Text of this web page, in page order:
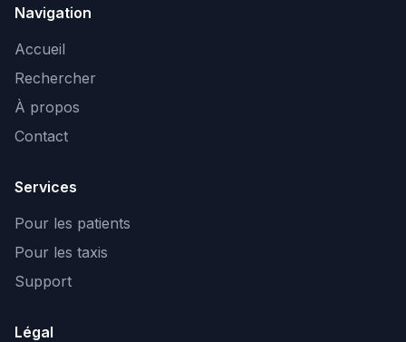
Navigation
Accueil
Rechercher
À propos
Contact
Services
Pour les patients
Pour les taxis
Support
Légal